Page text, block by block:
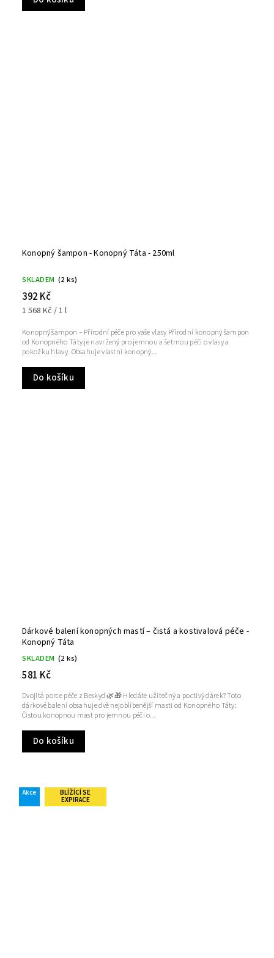
Konopný šampon - Konopný Táta - 250ml
SKLADEM (2 ks)
392 Kč
1 568 Kč / 1 l
Do košíku
Konopný šampon – Přírodní péče pro vaše vlasy Přírodní konopný šampon
od Konopného Táty je navržený pro jemnou a šetrnou péči o vlasy a
pokožku hlavy. Obsahuje vlastní konopný...
Dárkové balení konopných mastí – čistá a kostivalová péče -
Konopný Táta
SKLADEM (2 ks)
581 Kč
Do košíku
Dvojitá porce péče z Beskyd 🌿🎁 Hledáte užitečný a poctivý dárek? Toto
dárkové balení obsahuje dvě nejoblíbenější masti od Konopného Táty:
Čistou konopnou mast pro jemnou péči o...
Akce
BLÍŽÍCÍ SE
EXPIRACE